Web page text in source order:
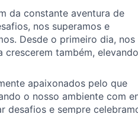
da constante aventura de
nos superamos e
Desde o primeiro dia, nos
crescerem também,
apaixonados pelo que
o nosso ambiente com
desafios e sempre